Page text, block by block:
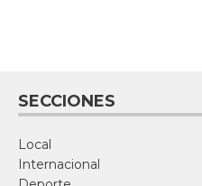
SECCIONES
Local
Internacional